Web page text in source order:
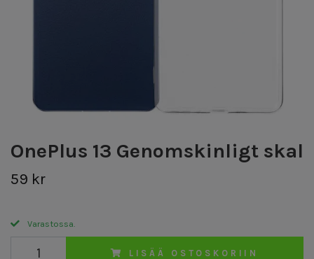
OnePlus 13 Genomskinligt skal
59 kr
Varastossa.
LISÄÄ OSTOSKORIIN